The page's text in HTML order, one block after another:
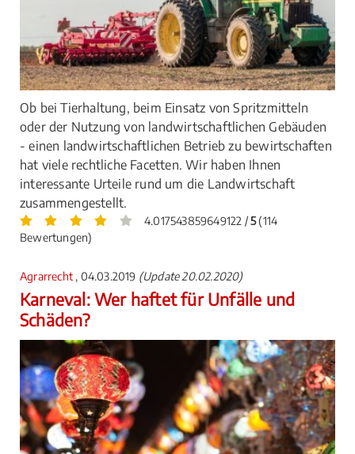
Ob bei Tierhaltung, beim Einsatz von Spritzmitteln
oder der Nutzung von landwirtschaftlichen Gebäuden
- einen landwirtschaftlichen Betrieb zu bewirtschaften
hat viele rechtliche Facetten. Wir haben Ihnen
interessante Urteile rund um die Landwirtschaft
zusammengestellt.
4.017543859649122 /5(114
Bewertungen)
Agrarrecht , 04.03.2019 (Update 20.02.2020)
Karneval: Wer haftet für Unfälle und
Schäden?